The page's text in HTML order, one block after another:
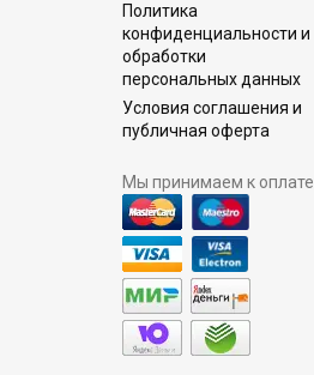
Политика
конфиденциальности и
обработки
персональных данных
Условия соглашения и
публичная оферта
Мы принимаем к оплате